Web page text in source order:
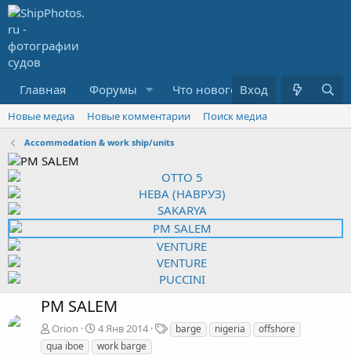
Главная Форумы Что нового? Медиа
Вход
Новые медиа Новые комментарии Поиск медиа
Accommodation & work ship/units
PM SALEM
Orion 4 Янв 2014
Т barge nigeria
offshore
qua iboe
work barge